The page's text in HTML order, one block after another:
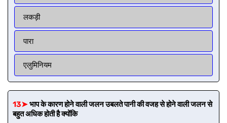
लकड़ी
पारा
एलुमिनियम
13➤भाप के कारण होने वाली जलन उबलते पानी की वजह से होने वाली जलन से
बहुत अधिक होती है क्योंकि